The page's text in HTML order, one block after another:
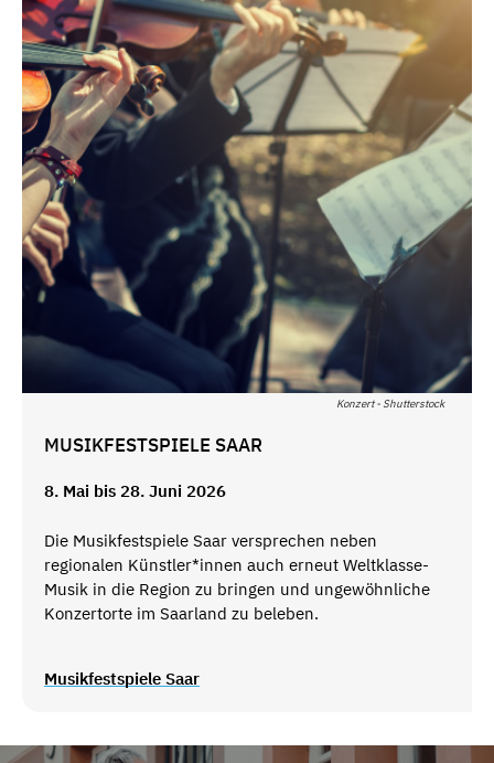
Konzert - Shutterstock
MUSIKFESTSPIELE SAAR
8. Mai bis 28. Juni 2026
Die Musikfestspiele Saar versprechen neben
regionalen Künstler*innen auch erneut Weltklasse-
Musik in die Region zu bringen und ungewöhnliche
Konzertorte im Saarland zu beleben.
Musikfestspiele Saar